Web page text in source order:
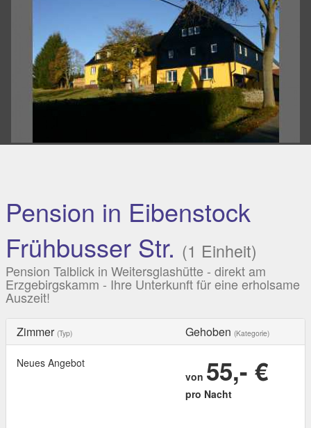
Pension in Eibenstock
Frühbusser Str. (1 Einheit)
Pension Talblick in Weitersglashütte - direkt am
Erzgebirgskamm - Ihre Unterkunft für eine erholsame
Auszeit!
Zimmer (Typ) Gehoben (Kategorie)
Neues Angebot
von 55,- €
pro Nacht